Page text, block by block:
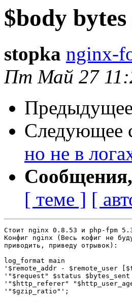
$body bytes
stopka nginx-
Пт Май 27
Следующее
но не в
[ теме ] [
Стоит nginx 0.8.53 и php-fpm
Конфиг nginx (Весь кофиг не
приводить, приведу отрывок):
log_format main
'$remote_addr - $remote_user
'"$request" $status
'"$http_referer"
'"$gzip_ratio"';